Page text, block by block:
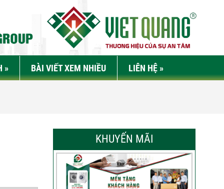
» BÀI VIẾT XEM NHIỀU LIÊN HỆ »
KHUYẾN MÃI